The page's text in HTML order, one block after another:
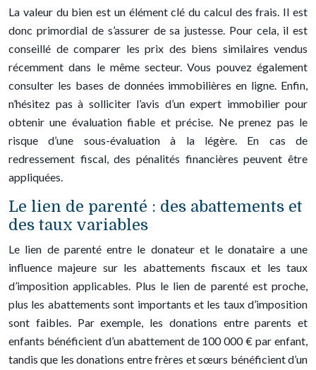
La valeur du bien est un élément clé du calcul des frais. Il est
donc primordial de s’assurer de sa justesse. Pour cela, il est
conseillé de comparer les prix des biens similaires vendus
récemment dans le même secteur. Vous pouvez également
consulter les bases de données immobilières en ligne. Enfin,
n’hésitez pas à solliciter l’avis d’un expert immobilier pour
obtenir une évaluation fiable et précise. Ne prenez pas le
risque d’une sous-évaluation à la légère. En cas de
redressement fiscal, des pénalités financières peuvent être
appliquées.
Le lien de parenté : des abattements et
des taux variables
Le lien de parenté entre le donateur et le donataire a une
influence majeure sur les abattements fiscaux et les taux
d’imposition applicables. Plus le lien de parenté est proche,
plus les abattements sont importants et les taux d’imposition
sont faibles. Par exemple, les donations entre parents et
enfants bénéficient d’un abattement de 100 000 € par enfant,
tandis que les donations entre frères et sœurs bénéficient d’un